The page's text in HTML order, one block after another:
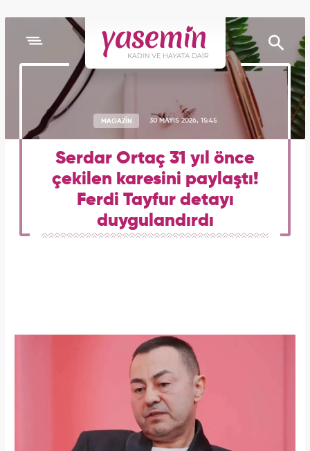
MAGAZİN 30 MAYIS 2026, 15:45
Serdar Ortaç 31 yıl önce
çekilen karesini paylaştı!
Ferdi Tayfur detayı
duygulandırdı